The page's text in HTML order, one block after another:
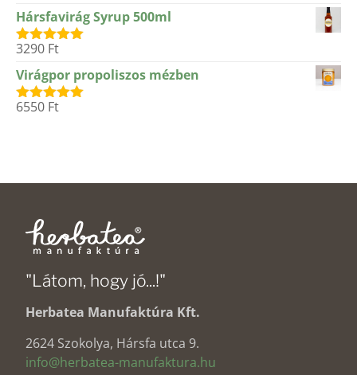
Hársfavirág Syrup 500ml
Értékelés:
3290 Ft
Virágpor propoliszos mézben
Értékelés:
6550 Ft
"Látom, hogy jó...!"
Herbatea Manufaktúra Kft.
2624 Szokolya, Hársfa utca 9.
info@herbatea-manufaktura.hu